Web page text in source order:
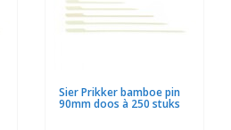
Sier Prikker bamboe pin
90mm doos à 250 stuks